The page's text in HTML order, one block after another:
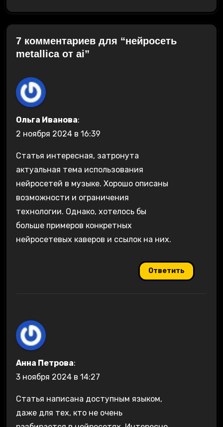
7 комментариев для “нейросеть
metallica от ai”
Ольга Иванова:
2 ноября 2024 в 16:39
Статья интересная, затронута
актуальная тема использования
нейросетей в музыке. Хорошо описаны
возможности и ограничения
технологии. Однако, хотелось бы
больше примеров конкретных
нейросетевых каверов и ссылок на них.
Ответить
Анна Петрова:
3 ноября 2024 в 14:27
Статья написана доступным языком,
даже для тех, кто не очень